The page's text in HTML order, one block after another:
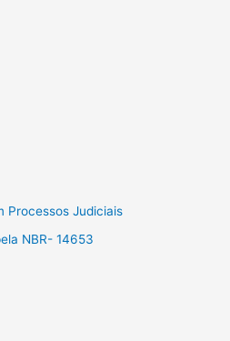
Processos Judiciais
NBR- 14653